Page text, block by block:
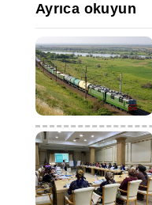
Ayrıca okuyun